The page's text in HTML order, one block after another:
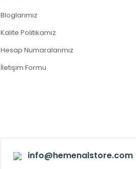
Bloglarımız
Kalite Politikamız
Hesap Numaralarımız
İletişim Formu
info@hemenalstore.com